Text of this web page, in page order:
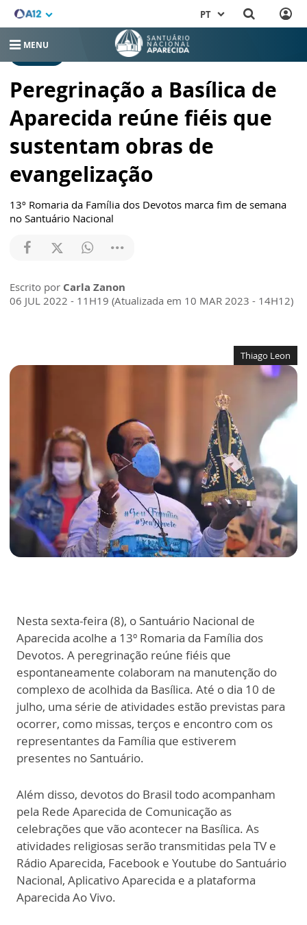
PT
MENU
Peregrinação a Basílica de
Aparecida reúne fiéis que
sustentam obras de
evangelização
13º Romaria da Família dos Devotos marca fim de semana
no Santuário Nacional
Escrito por Carla Zanon
06 JUL 2022 - 11H19 (Atualizada em 10 MAR 2023 - 14H12)
Thiago Leon
Nesta sexta-feira (8), o Santuário Nacional de
Aparecida acolhe a 13º Romaria da Família dos
Devotos. A peregrinação reúne fiéis que
espontaneamente colaboram na manutenção do
complexo de acolhida da Basílica. Até o dia 10 de
julho, uma série de atividades estão previstas para
ocorrer, como missas, terços e encontro com os
representantes da Família que estiverem
presentes no Santuário.
Além disso, devotos do Brasil todo acompanham
pela Rede Aparecida de Comunicação as
celebrações que vão acontecer na Basílica. As
atividades religiosas serão transmitidas pela TV e
Rádio Aparecida, Facebook e Youtube do Santuário
Nacional, Aplicativo Aparecida e a plataforma
Aparecida Ao Vivo.